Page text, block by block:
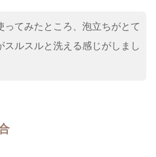
ってみたところ、泡立ちがとて
スルスルと洗える感じがしまし